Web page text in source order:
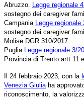
Abruzzo.
Legge regionale
sostegno dei caregiver
Campania
Legge
sostegno dei caregiver
Molise DGR 310/2017
Puglia
Legge regionale 3/
Provincia di Trento artt 11
Il 24 febbraio 2023, con la
Venezia Giulia ha
riconoscimento, la